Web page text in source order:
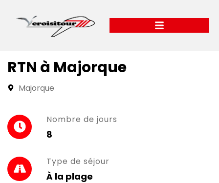
RTN à Majorque
Majorque
Nombre de jours
8
Type de séjour
À la plage